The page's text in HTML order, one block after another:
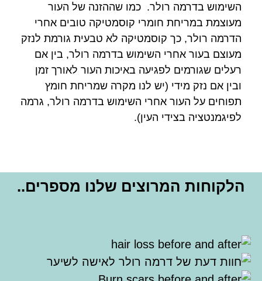
השימוש בדרמה רולר. כמו שההזנה של העור
מעוצמת במריחת חומרי קוסמטיקה טובים אחרי
הדרמה רולר, כך קוסמטיקה לא טבעית גורמת לנזק
מעוצם בעור אחרי השימוש בדרמה רולר, בין אם
רעלים שגורמים לפגיעה באיכות העור לאורך זמן
ובין אם נזק מידי (יש לנו מקרה שמריחת חומץ
תפוחים על העור אחרי השימוש בדרמה רולר, גרמה
לפיגמנטציה בצידי העין).
הלקוחות המרוצים שלנו מספרים..